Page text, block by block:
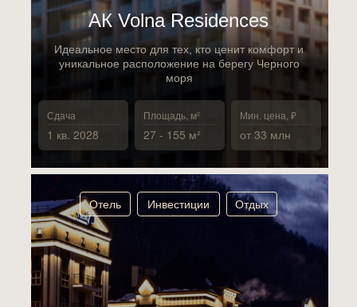
Отдых
Инвестиции
Отель
от 33 млн
Мин. цена, ₽
27 - 155 м²
Площадь, м²
1 кв. 2028
Сдача
Идеальное место для тех, кто ценит комфорт и
уникальное расположение на берегу Черного
моря
АК Volna Residences